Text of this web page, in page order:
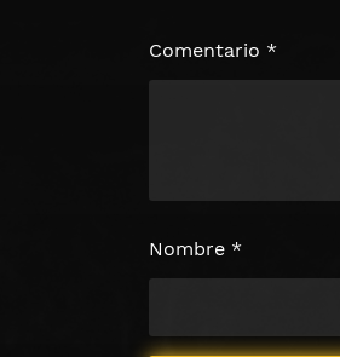
Comentario *
Nombre *